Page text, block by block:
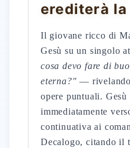
erediterà
Il giovane ricco di
Gesù su un singolo
cosa devo fare di
eterna?" —
opere puntuali.
immediatamente
continuativa ai
Decalogo, citando il